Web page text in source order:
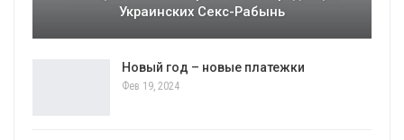
Украинских Секс-Рабынь
Новый год – новые платежки
Фев 19, 2024